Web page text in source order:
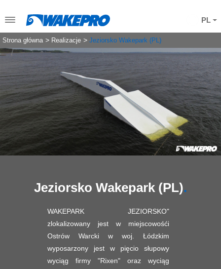
PL
Strona główna Realizacje Jeziorsko Wakepark (PL)
Jeziorsko Wakepark (PL)
WAKEPARK JEZIORSKO"
zlokalizowany jest w miejscowośći
Ostrów Warcki w woj. Łódzkim
wyposarzony jest w pięcio słupowy
wyciąg firmy "Rixen" oraz wyciąg